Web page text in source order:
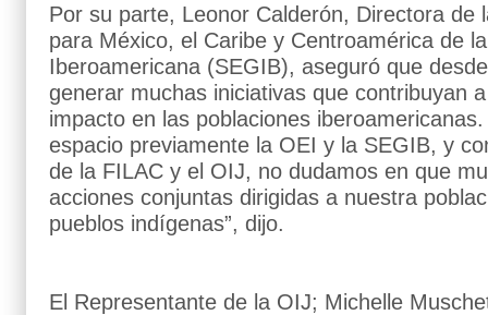
Por su parte, Leonor Calderón, Directora de
para México, el Caribe y Centroamérica de
Iberoamericana (SEGIB), aseguró que
generar muchas iniciativas que contribuyan
impacto en las poblaciones
espacio previamente la OEI y la SEGIB, y
de la FILAC y el OIJ, no dudamos en que
acciones conjuntas dirigidas a nuestra
pueblos indígenas”, dijo.
El Representante de la OIJ; Michelle